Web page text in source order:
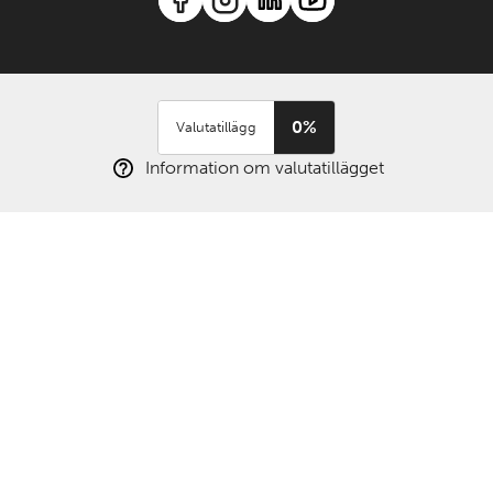
Valutatillägg
0%
Information om valutatillägget